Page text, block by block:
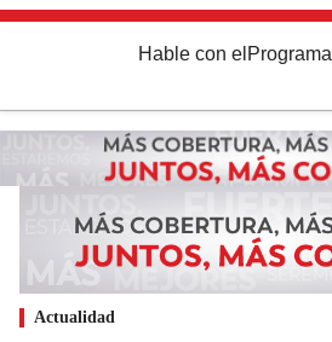
Hable con el Programa
Actualidad